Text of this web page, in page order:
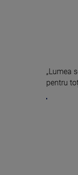
„Lumea
pentru